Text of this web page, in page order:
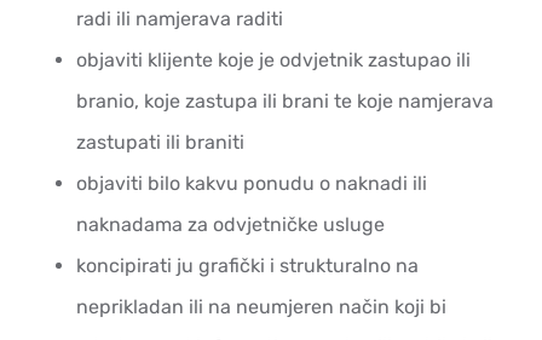
radi ili namjerava raditi
objaviti klijente koje je odvjetnik zastupao ili
branio, koje zastupa ili brani te koje namjerava
zastupati ili braniti
objaviti bilo kakvu ponudu o naknadi ili
naknadama za odvjetničke usluge
koncipirati ju grafički i strukturalno na
neprikladan ili na neumjeren način koji bi